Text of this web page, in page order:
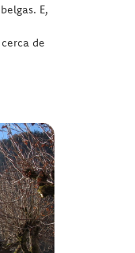
E,
de